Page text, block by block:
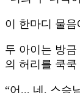
이 한마디 물
두 아이는 방
의 허리를 쿡
“어.., 네, 스승